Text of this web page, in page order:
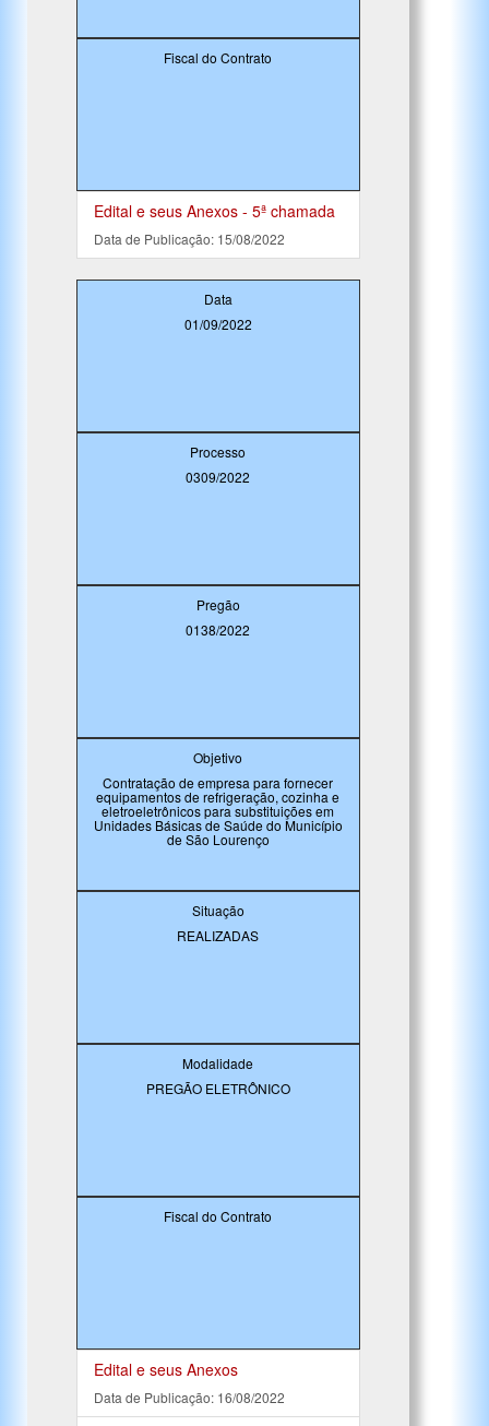
Fiscal do Contrato
Edital e seus Anexos - 5ª chamada
Data de Publicação: 15/08/2022
Data
01/09/2022
Processo
0309/2022
Pregão
0138/2022
Objetivo
Contratação de empresa para fornecer
equipamentos de refrigeração, cozinha e
eletroeletrônicos para substituições em
Unidades Básicas de Saúde do Município
de São Lourenço
Situação
REALIZADAS
Modalidade
PREGÃO ELETRÔNICO
Fiscal do Contrato
Edital e seus Anexos
Data de Publicação: 16/08/2022